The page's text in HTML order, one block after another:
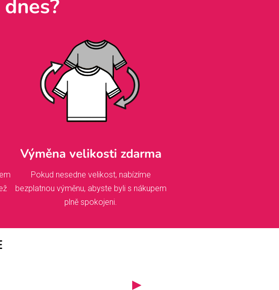
Výměna velikosti zdarma
Pokud nesedne velikost, nabízíme
bezplatnou výměnu, abyste byli s nákupem
plně spokojeni.
▶